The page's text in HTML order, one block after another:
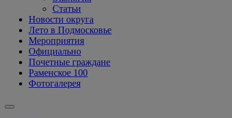
Статьи
Новости округа
Лето в Подмосковье
Мероприятия
Официально
Почетные граждане
Раменское 100
Фотогалерея